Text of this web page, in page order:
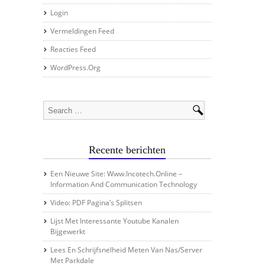
Login
Vermeldingen Feed
Reacties Feed
WordPress.org
Recente berichten
Een Nieuwe Site: Www.incotech.online –
Information And Communication Technology
Video: PDF Pagina’s Splitsen
Lijst Met Interessante Youtube Kanalen
Bijgewerkt
Lees En Schrijfsnelheid Meten Van Nas/server
Met Parkdale